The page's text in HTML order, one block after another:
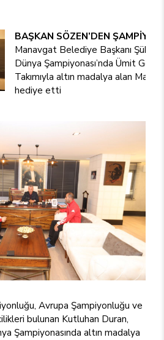
BAŞKAN SÖZEN’DEN
Manavgat Belediye Başkanı Şükrü
Dünya Şampiyonası’nda Ümit
Takımıyla altın madalya alan
hediye etti
Avrupa Şampiyonluğu ve
bulunan Kutluhan Duran,
Şampiyonasında altın madalya